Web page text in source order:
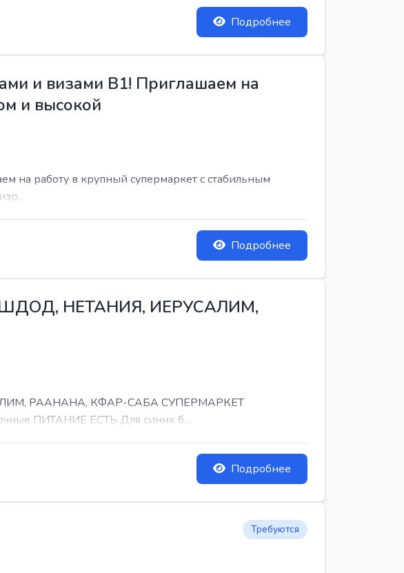
Подробнее
и визами B1! Приглашаем на
и высокой
на работу в крупный супермаркет с стабильным
Подробнее
НЕТАНИЯ, ИЕРУСАЛИМ,
РААНАНА, КФАР-САБА СУПЕРМАРКЕТ
ПИТАНИЕ ЕСТЬ Для синих б...
Подробнее
Требуются